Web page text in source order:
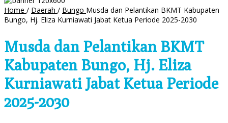
Home / Daerah / Bungo Musda dan Pelantikan BKMT Kabupaten
Bungo, Hj. Eliza Kurniawati Jabat Ketua Periode 2025-2030
Musda dan Pelantikan BKMT
Kabupaten Bungo, Hj. Eliza
Kurniawati Jabat Ketua Periode
2025-2030